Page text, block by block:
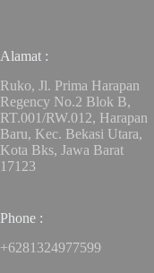
Alamat :
Ruko, Jl. Prima Harapan
Regency No.2 Blok B,
RT.001/RW.012, Harapan
Baru, Kec. Bekasi Utara,
Kota Bks, Jawa Barat
17123
Phone :
+6281324977599